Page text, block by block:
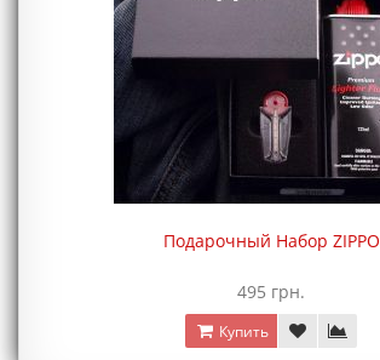
Подарочный Набор ZIPPO
495 грн.
Купить